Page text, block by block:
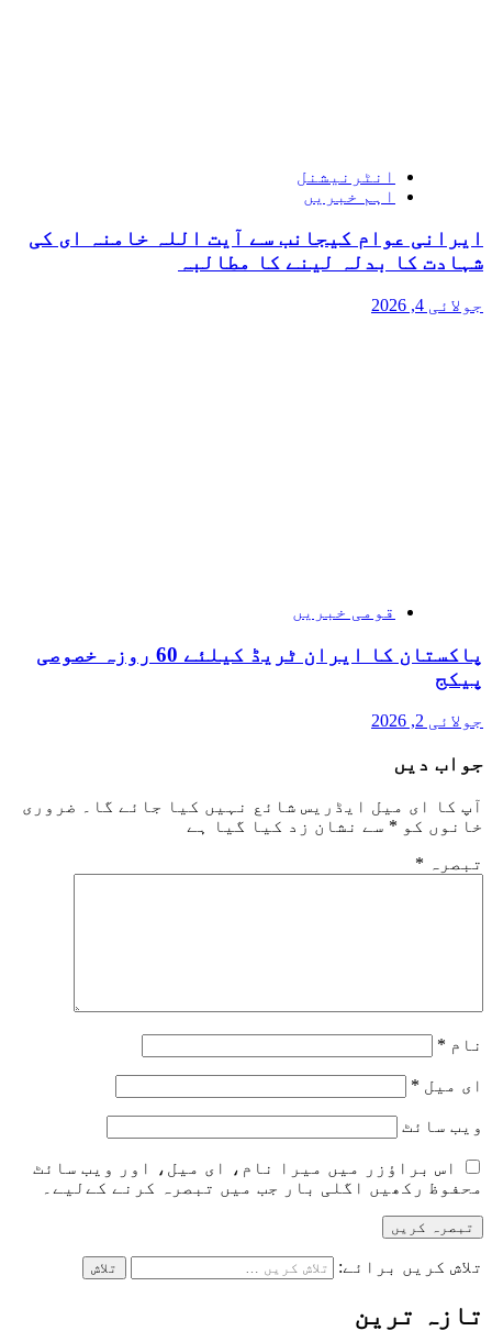
انٹرنیشنل
اہم خبریں
ایرانی عوام کیجانب سے آیت اللہ خامنہ ای کی
شہادت کا بدلہ لینے کا مطالبہ
جولائی 4, 2026
قومی خبریں
پاکستان کا ایران ٹریڈ کیلئے 60 روزہ خصوصی
پیکج
جولائی 2, 2026
جواب دیں
آپ کا ای میل ایڈریس شائع نہیں کیا جائے گا۔
ضروری
خانوں کو * سے نشان زد کیا گیا ہے
تبصرہ *
نام *
ای میل *
ویب‌ سائٹ
اس براؤزر میں میرا نام، ای میل، اور ویب سائٹ
محفوظ رکھیں اگلی بار جب میں تبصرہ کرنے کےلیے۔
تلاش کریں برائے:
تازہ ترین